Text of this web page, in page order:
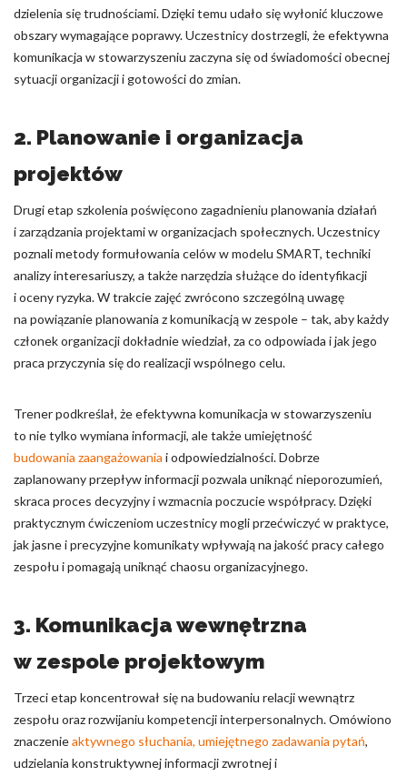
dzielenia się trudnościami. Dzięki temu udało się wyłonić kluczowe
obszary wymagające poprawy. Uczestnicy dostrzegli, że efektywna
komunikacja w stowarzyszeniu zaczyna się od świadomości obecnej
sytuacji organizacji i gotowości do zmian.
2. Planowanie i organizacja
projektów
Drugi etap szkolenia poświęcono zagadnieniu planowania działań
i zarządzania projektami w organizacjach społecznych. Uczestnicy
poznali metody formułowania celów w modelu SMART, techniki
analizy interesariuszy, a także narzędzia służące do identyfikacji
i oceny ryzyka. W trakcie zajęć zwrócono szczególną uwagę
na powiązanie planowania z komunikacją w zespole – tak, aby każdy
członek organizacji dokładnie wiedział, za co odpowiada i jak jego
praca przyczynia się do realizacji wspólnego celu.
Trener podkreślał, że efektywna komunikacja w stowarzyszeniu
to nie tylko wymiana informacji, ale także umiejętność
budowania zaangażowania i odpowiedzialności. Dobrze
zaplanowany przepływ informacji pozwala uniknąć nieporozumień,
skraca proces decyzyjny i wzmacnia poczucie współpracy. Dzięki
praktycznym ćwiczeniom uczestnicy mogli przećwiczyć w praktyce,
jak jasne i precyzyjne komunikaty wpływają na jakość pracy całego
zespołu i pomagają uniknąć chaosu organizacyjnego.
3. Komunikacja wewnętrzna
w zespole projektowym
Trzeci etap koncentrował się na budowaniu relacji wewnątrz
zespołu oraz rozwijaniu kompetencji interpersonalnych. Omówiono
znaczenieaktywnego słuchania, umiejętnego zadawania pytań,
udzielania konstruktywnej informacji zwrotnej i